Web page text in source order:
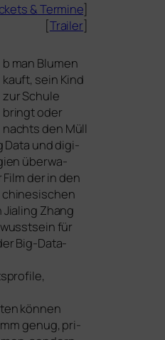
&Termine]
[Trailer]
b man Blumen
kauft, sein Kind
zur Schule
bringt oder
nachts den Müll
Data und digi­
über­wa­
der in den
Zhang
für
Big-Data-
kön­nen
genug, pri­